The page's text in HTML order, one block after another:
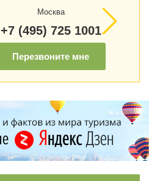
Москва
+7 (495) 725 1001
Перезвоните мне